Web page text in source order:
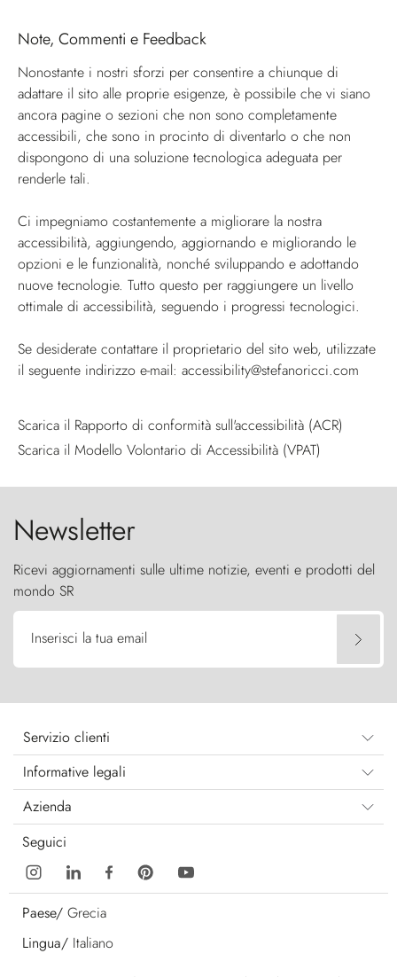
Note, Commenti e Feedback
Nonostante i nostri sforzi per consentire a chiunque di
adattare il sito alle proprie esigenze, è possibile che vi siano
ancora pagine o sezioni che non sono completamente
accessibili, che sono in procinto di diventarlo o che non
dispongono di una soluzione tecnologica adeguata per
renderle tali.
Ci impegniamo costantemente a migliorare la nostra
accessibilità, aggiungendo, aggiornando e migliorando le
opzioni e le funzionalità, nonché sviluppando e adottando
nuove tecnologie. Tutto questo per raggiungere un livello
ottimale di accessibilità, seguendo i progressi tecnologici.
Se desiderate contattare il proprietario del sito web, utilizzate
il seguente indirizzo e-mail: accessibility@stefanoricci.com
Scarica il Rapporto di conformità sull'accessibilità (ACR)
Scarica il Modello Volontario di Accessibilità (VPAT)
Newsletter
Ricevi aggiornamenti sulle ultime notizie, eventi e prodotti del
mondo SR
Inserisci la tua email
Servizio clienti
Informative legali
Azienda
Seguici
Paese/ Grecia
Lingua/ Italiano